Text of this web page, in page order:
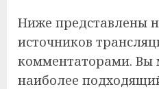
Ниже представлены
источников
комментаторами. Вы
наиболее